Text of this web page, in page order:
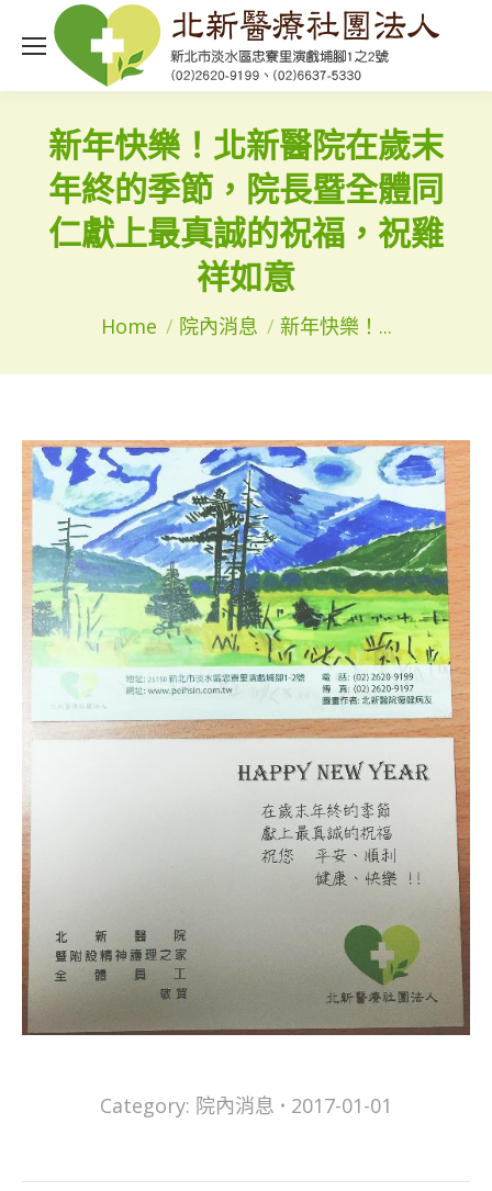
新年快樂！北新醫院在歲末
年終的季節，院長暨全體同
仁獻上最真誠的祝福，祝雞
祥如意
You are here:
Home 院內消息 新年快樂！...
Category: 院內消息 2017-01-01